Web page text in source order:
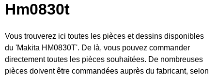
Hm0830t
Vous trouverez ici toutes les pièces et dessins disponibles
du 'Makita HM0830T'. De là, vous pouvez commander
directement toutes les pièces souhaitées. De nombreuses
pièces doivent être commandées auprès du fabricant, selon